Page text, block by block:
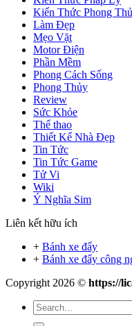
Kiến Thức Phong
Làm Đẹp
Mẹo Vặt
Motor Điện
Phần Mềm
Phong Cách Sống
Phong Thủy
Review
Sức Khỏe
Thể thao
Thiết Kế Nhà Đẹp
Tin Tức
Tin Tức Game
Tử Vi
Wiki
Ý Nghĩa Sim
Liên kết hữu ích
+ Bánh xe đẩy
+ Bánh xe đẩy công
Copyright 2026 © https://